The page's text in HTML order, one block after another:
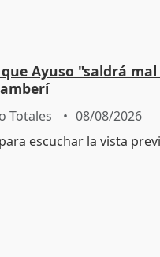
Ayuso "saldrá
Totales 08/08/2026